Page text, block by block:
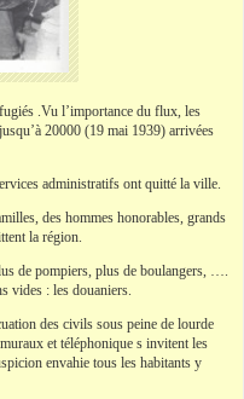
.Vu l’importance du flux, les
20000 (19 mai 1939) arrivées
administratifs ont quitté la ville.
des hommes honorables, grands
la région.
de pompiers, plus de boulangers, ….
vides : les douaniers.
des civils sous peine de lourde
et téléphonique s invitent les
envahie tous les habitants y